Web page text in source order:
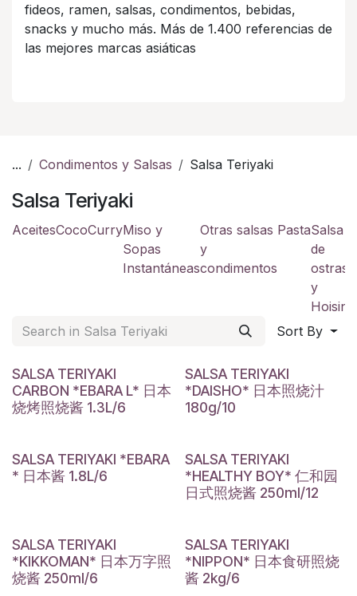
fideos, ramen, salsas, condimentos, bebidas,
snacks y mucho más. Más de 1.400 referencias de
las mejores marcas asiáticas
... Condimentos y Salsas Salsa Teriyaki
Salsa Teriyaki
AceitesCocoCurryMiso y
Sopas
Instantáneas
Otras salsas
y
condimentos
PastaSalsa
de
ostras
y
Hoisin
Sort By
SALSA TERIYAKI
CARBON *EBARA L* 日本
烧烤照烧酱 1.3L/6
SALSA TERIYAKI
*DAISHO* 日本照烧汁
180g/10
SALSA TERIYAKI *EBARA
* 日本酱 1.8L/6
SALSA TERIYAKI
*HEALTHY BOY* 仁和园
日式照烧酱 250ml/12
SALSA TERIYAKI
*KIKKOMAN* 日本万字照
烧酱 250ml/6
SALSA TERIYAKI
*NIPPON* 日本食研照烧
酱 2kg/6